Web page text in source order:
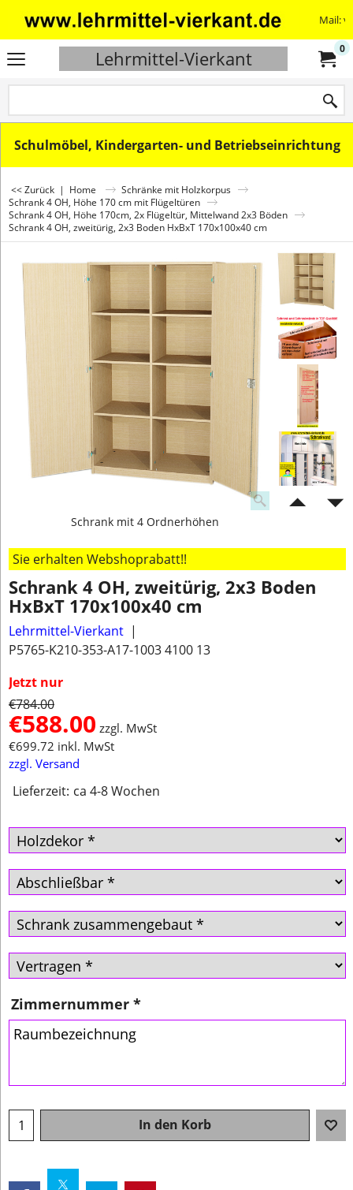
Mail:
Lehrmittel-Vierkant 0
Schulmöbel, Kindergarten- und Betriebseinrichtung
<< Zurück | Home
Schränke mit Holzkorpus
Schrank 4 OH, Höhe 170 cm mit Flügeltüren
Schrank 4 OH, Höhe 170cm, 2x Flügeltür, Mittelwand 2x3 Böden
Schrank 4 OH, zweitürig, 2x3 Boden HxBxT 170x100x40 cm
Schrank mit 4 Ordnerhöhen
Sie erhalten Webshoprabatt!!
Schrank 4 OH, zweitürig, 2x3 Boden
HxBxT 170x100x40 cm
Lehrmittel-Vierkant
P5765-K210-353-A17-1003 4100 13
Jetzt nur
€784.00
€588.00 zzgl. MwSt
€699.72 inkl. MwSt
zzgl. Versand
Lieferzeit: ca 4-8 Wochen
Zimmernummer *
In den Korb